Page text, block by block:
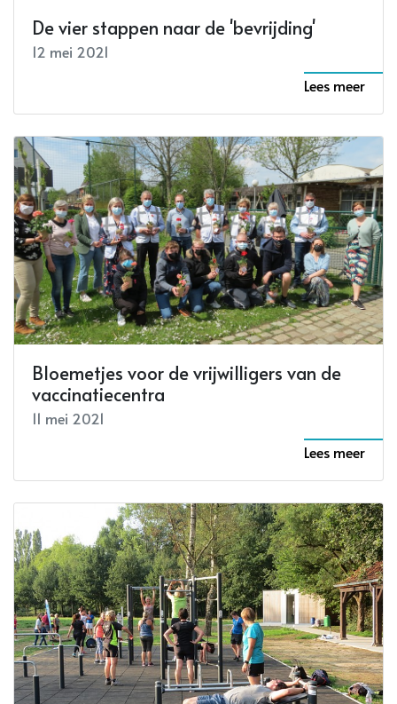
De vier stappen naar de 'bevrijding'
12 mei 2021
Lees meer
Bloemetjes voor de vrijwilligers van de
vaccinatiecentra
11 mei 2021
Lees meer